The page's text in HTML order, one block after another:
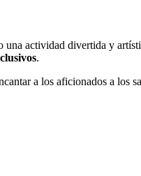
una actividad divertida y
.
a los aficionados a los